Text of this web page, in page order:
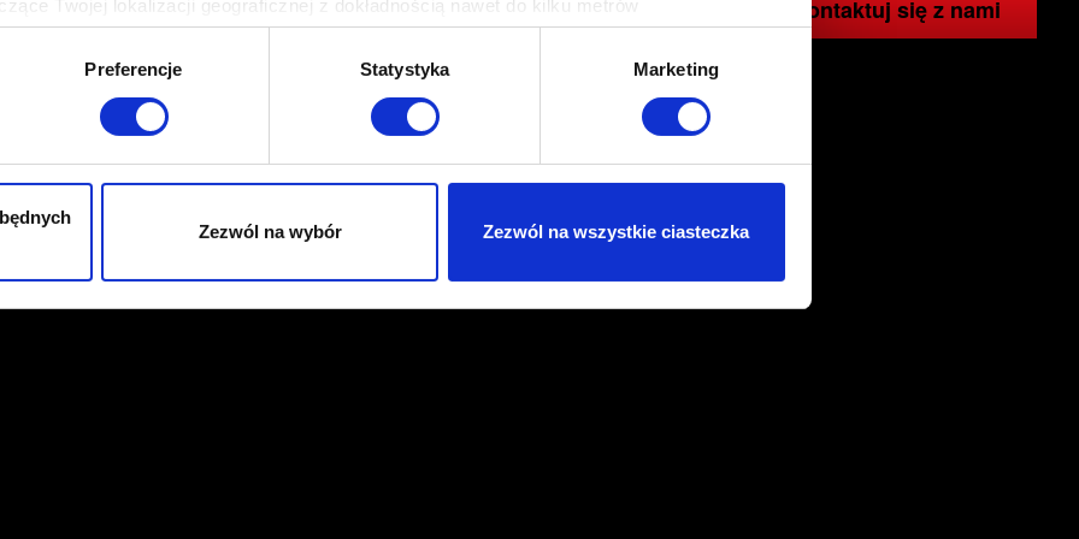
Twojej lokalizacji geograficznej z dokładnością nawet do kilku metrów
aktywnie analizując charakteryzującego je zbiory danych (fingerprinting, czyli
tego, jak Twoje osobiste dane są przetwarzane oraz ustaw własne preferencje wsekcji
cookie możesz zmienić lub wycofać swoją zgodę w dowolnej chwili.
spersonalizowania treści i reklam, aby oferować funkcje społecznościowe i analizować
o tym, jak korzystasz z naszej witryny, udostępniamy partnerom społecznościowym,
mogą połączyć te informacje z innymi danymi otrzymanymi od Ciebie lub
Preferencje Statystyka Marketing
Zezwól na wybór Zezwól na wszystkie ciasteczka
Skontaktuj się z nami